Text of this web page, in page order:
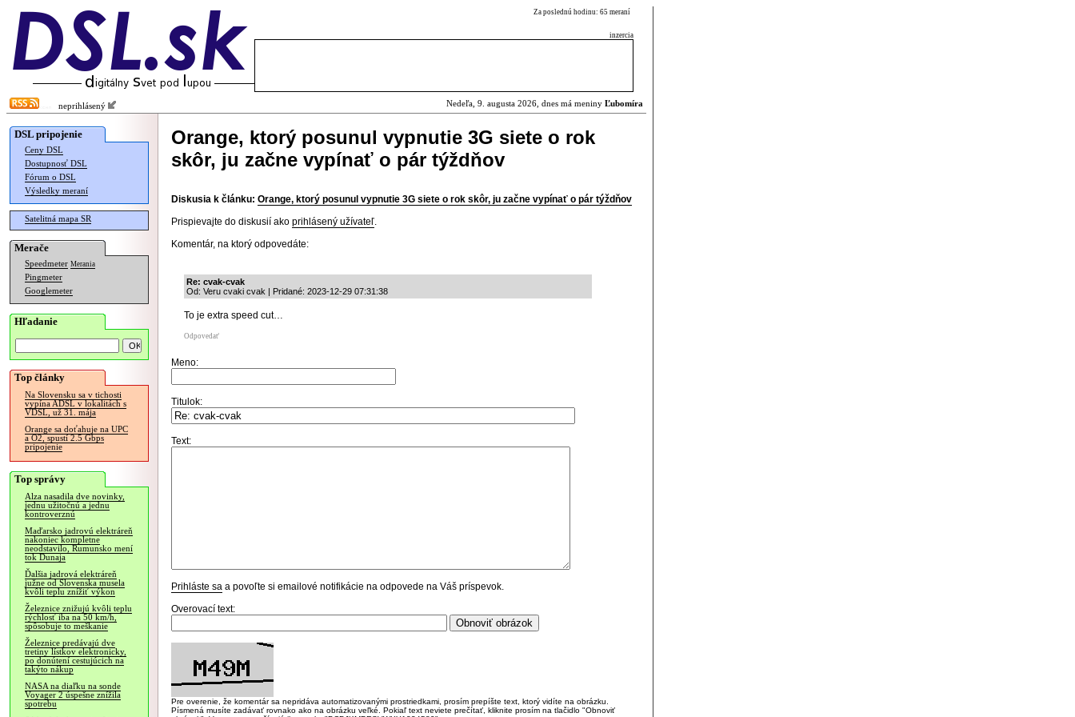
Za poslednú hodinu: 65 meraní
inzercia
neprihlásený Nedeľa, 9. augusta 2026, dnes má meniny Ľubomíra
DSL pripojenie
Ceny DSL
Dostupnosť DSL
Fórum o DSL
Výsledky meraní
Satelitná mapa SR
Merače
Speedmeter Merania
Pingmeter
Googlemeter
Hľadanie
Top články
Na Slovensku sa v tichosti
vypína ADSL v lokalitách s
VDSL, už 31. mája
Orange sa doťahuje na UPC
a O2, spustí 2.5 Gbps
pripojenie
Top správy
Alza nasadila dve novinky,
jednu užitočnú a jednu
kontroverznú
Maďarsko jadrovú elektráreň
nakoniec kompletne
neodstavilo, Rumunsko mení
tok Dunaja
Ďalšia jadrová elektráreň
južne od Slovenska musela
kvôli teplu znížiť výkon
Železnice znižujú kvôli teplu
rýchlosť iba na 50 km/h,
spôsobuje to meškanie
Železnice predávajú dve
tretiny lístkov elektronicky,
po donútení cestujúcich na
takýto nákup
NASA na diaľku na sonde
Voyager 2 úspešne znížila
spotrebu
Orange, ktorý posunul vypnutie 3G siete o rok
skôr, ju začne vypínať o pár týždňov
Diskusia k článku: Orange, ktorý posunul vypnutie 3G siete o rok skôr, ju začne vypínať o pár týždňov
Prispievajte do diskusií ako prihlásený užívateľ.
Komentár, na ktorý odpovedáte:
Re: cvak-cvak
Od: Veru cvaki cvak | Pridané: 2023-12-29 07:31:38
To je extra speed cut…
Odpovedať
Meno:
Titulok:
Text:
Prihláste sa a povoľte si emailové notifikácie na odpovede na Váš príspevok.
Overovací text:
Pre overenie, že komentár sa nepridáva automatizovanými prostriedkami, prosím prepíšte text, ktorý vidíte na obrázku.
Písmená musíte zadávať rovnako ako na obrázku veľké. Pokiaľ text neviete prečítať, kliknite prosím na tlačidlo "Obnoviť